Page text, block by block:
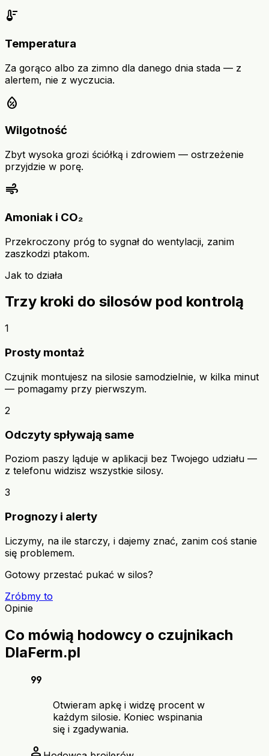
thermostat
Temperatura
Za gorąco albo za zimno dla danego dnia stada — z
alertem, nie z wyczucia.
humidity_percentage
Wilgotność
Zbyt wysoka grozi ściółką i zdrowiem — ostrzeżenie
przyjdzie w porę.
air
Amoniak i CO₂
Przekroczony próg to sygnał do wentylacji, zanim
zaszkodzi ptakom.
Jak to działa
Trzy kroki do silosów pod kontrolą
1
Prosty montaż
Czujnik montujesz na silosie samodzielnie, w kilka minut
— pomagamy przy pierwszym.
2
Odczyty spływają same
Poziom paszy ląduje w aplikacji bez Twojego udziału —
z telefonu widzisz wszystkie silosy.
3
Prognozy i alerty
Liczymy, na ile starczy, i dajemy znać, zanim coś stanie
się problemem.
Gotowy przestać pukać w silos?
Zróbmy to
Opinie
Co mówią hodowcy o czujnikach
DlaFerm.pl
format_quote
Otwieram apkę i widzę procent w
każdym silosie. Koniec wspinania
się i zgadywania.
person